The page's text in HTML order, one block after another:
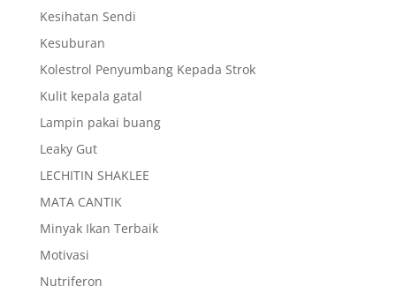
Kesihatan Sendi
Kesuburan
Kolestrol Penyumbang Kepada Strok
Kulit kepala gatal
Lampin pakai buang
Leaky Gut
LECHITIN SHAKLEE
MATA CANTIK
Minyak Ikan Terbaik
Motivasi
Nutriferon